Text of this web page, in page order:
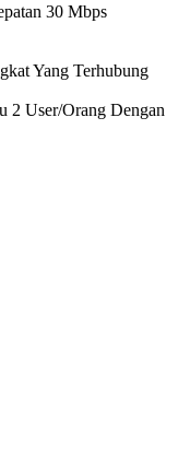
30 Mbps
Yang Terhubung
2 User/Orang Dengan